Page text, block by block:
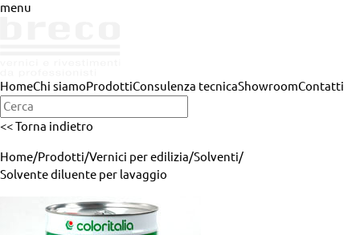
menu
HomeChi siamoProdottiConsulenza tecnicaShowroomContatti
<< Torna indietro
Home/Prodotti/Vernici per edilizia/Solventi/
Solvente diluente per lavaggio